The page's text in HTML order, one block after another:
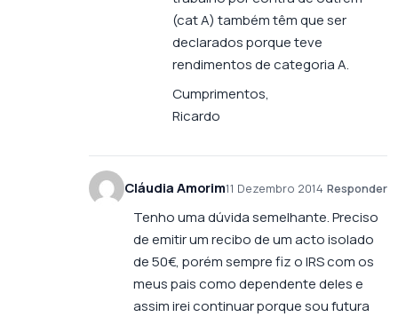
(cat A) também têm que ser
declarados porque teve
rendimentos de categoria A.
Cumprimentos,
Ricardo
Cláudia Amorim11 Dezembro 2014 Responder
Tenho uma dúvida semelhante. Preciso
de emitir um recibo de um acto isolado
de 50€, porém sempre fiz o IRS com os
meus pais como dependente deles e
assim irei continuar porque sou futura